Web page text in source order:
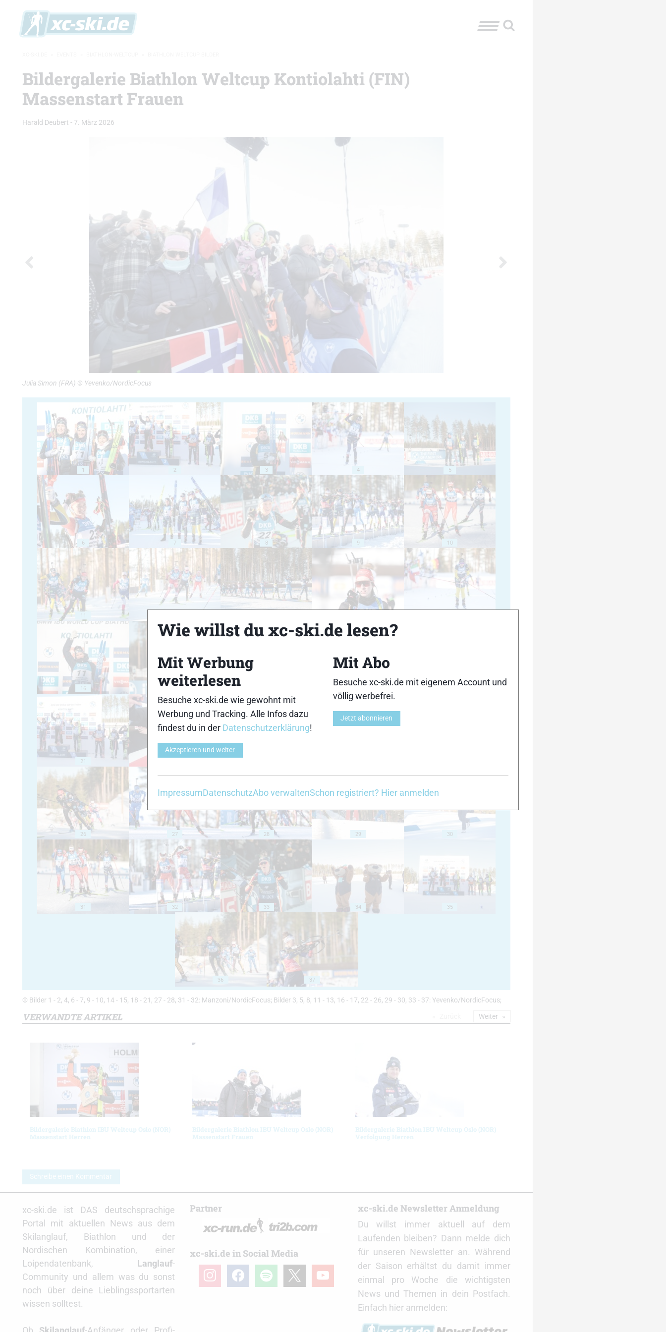
Bildergalerie Biathlon Weltcup Kontiolahti (FIN)
Massenstart Frauen
Harald Deubert - 7. März 2026
Julia Simon (FRA) © Yevenko/NordicFocus
1 2 3 4 5
6 7 8 9 10
11
16 17
21
26 27 28 29 30
31 32 33 34 35
36 37
© Bilder 1 - 2, 4, 6 - 7, 9 - 10, 14 - 15, 18 - 21, 27 - 28, 31 - 32: Manzoni/NordicFocus; Bilder 3, 5, 8, 11 - 13, 16 - 17, 22 - 26, 29 - 30, 33 - 37: Yevenko/NordicFocus;
VERWANDTE ARTIKEL
Bildergalerie Biathlon IBU Weltcup Oslo (NOR)
Massenstart Herren
Bildergalerie Biathlon IBU Weltcup Oslo (NOR)
Massenstart Frauen
Bildergalerie Biathlon IBU Weltcup Oslo (NOR)
Verfolgung Herren
Weiter
Schreibe einen Kommentar
xc-ski.de ist DAS deutschsprachige
Portal mit aktuellen News aus dem
Skilanglauf, Biathlon und der
Nordischen Kombination, einer
Loipendatenbank, Langlauf-
Community und allem was du sonst
noch über deine Lieblingssportarten
wissen solltest.
Partner
xc-ski.de in Social Media
instagramfacebookspotify youtube
xc-ski.de Newsletter Anmeldung
Du willst immer aktuell auf dem
Laufenden bleiben? Dann melde dich
für unseren Newsletter an. Während
der Saison erhältst du damit immer
einmal pro Woche die wichtigsten
News und Themen in dein Postfach.
Einfach hier anmelden:
Wie willst du xc-ski.de lesen?
Mit Werbung
weiterlesen
Besuche xc-ski.de wie gewohnt mit
Werbung und Tracking. Alle Infos dazu
findest du in der Datenschutzerklärung!
Akzeptieren und weiter
Mit Abo
Besuche xc-ski.de mit eigenem Account und
völlig werbefrei.
Jetzt abonnieren
ImpressumDatenschutzAbo verwaltenSchon registriert? Hier anmelden